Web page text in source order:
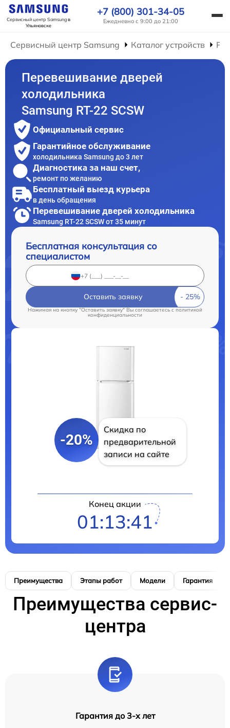
Сервисный центр Samsungв
Ульяновске
+7 (800) 301-34-05
Ежедневно с 9:00 до 21:00
Сервисный центр Samsung Каталог устройств
Перевешивание дверей
холодильника
Samsung RT-22 SCSW
Официальный сервис
Гарантийное обслуживание
холодильника Samsung до 3 лет
Диагностика за наш счет,
ремонт по желанию
Бесплатный выезд курьера
в день обращения
Перевешивание дверей холодильника
Samsung RT-22 SCSW от 35 минут
Бесплатная консультация со
специалистом
Оставить заявку
Нажимая на кнопку "Оставить заявку" Вы соглашаетесь c политикой
конфиденциальности
-20%
Скидка по
предварительной
записи на сайте
Конец акции
01:13:40
Преимущества Этапы работ Модели Гарантия
Преимущества сервис-
центра
Гарантия до 3-х лет